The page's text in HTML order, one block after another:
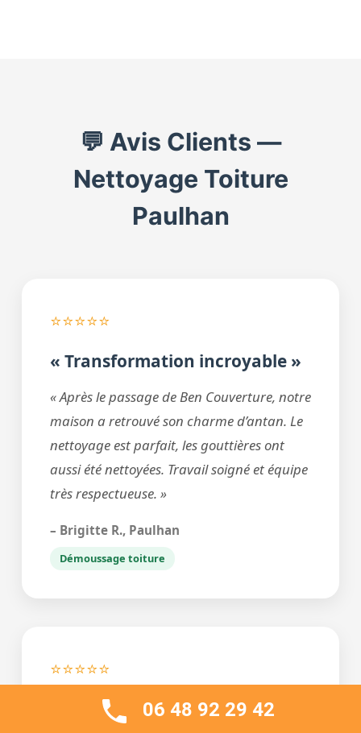
💬 Avis Clients —
Nettoyage Toiture
Paulhan
⭐⭐⭐⭐⭐
« Transformation incroyable »
« Après le passage de Ben Couverture, notre
maison a retrouvé son charme d’antan. Le
nettoyage est parfait, les gouttières ont
aussi été nettoyées. Travail soigné et équipe
très respectueuse. »
– Brigitte R., Paulhan
Démoussage toiture
⭐⭐⭐⭐⭐
« Très bon rapport qualité-prix
06 48 92 29 42